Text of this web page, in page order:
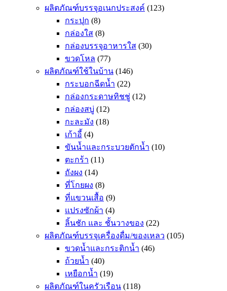
ผลิตภัณฑ์บรรจุอเนกประสงค์ (123)
กระปุก (8)
กล่องใส (8)
กล่องบรรจุอาหารใส (30)
ขวดโหล (77)
ผลิตภัณฑ์ใช้ในบ้าน (146)
กระบอกฉีดน้ำ (22)
กล่องกระดาษทิชชู่ (12)
กล่องสบู่ (12)
กะละมัง (18)
เก้าอี้ (4)
ขันน้ำและกระบวยตักน้ำ (10)
ตะกร้า (11)
ถังผง (14)
ที่โกยผง (8)
ที่แขวนเสื้อ (9)
แปรงซักผ้า (4)
ลิ้นชัก และ ชั้นวางของ (22)
ผลิตภัณฑ์บรรจุเครื่องดื่ม/ของเหลว (105)
ขวดน้ำและกระติกน้ำ (46)
ถ้วยน้ำ (40)
เหยือกน้ำ (19)
ผลิตภัณฑ์ในครัวเรือน (118)